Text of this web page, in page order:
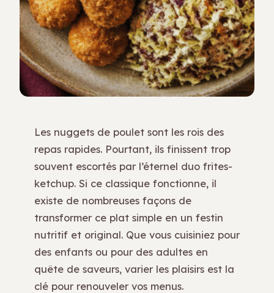
Les nuggets de poulet sont les rois des
repas rapides. Pourtant, ils finissent trop
souvent escortés par l’éternel duo frites-
ketchup. Si ce classique fonctionne, il
existe de nombreuses façons de
transformer ce plat simple en un festin
nutritif et original. Que vous cuisiniez pour
des enfants ou pour des adultes en
quête de saveurs, varier les plaisirs est la
clé pour renouveler vos menus.